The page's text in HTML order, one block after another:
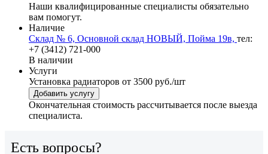
Наши квалифицированные специалисты обязательно
вам помогут.
Наличие
Склад № 6, Основной склад НОВЫЙ, Пойма 19в, тел:
+7 (3412) 721-000
В наличии
Услуги
Установка радиаторов от 3500 руб./шт
Добавить услугу
Окончательная стоимость рассчитывается после выезда
специалиста.
Есть вопросы?